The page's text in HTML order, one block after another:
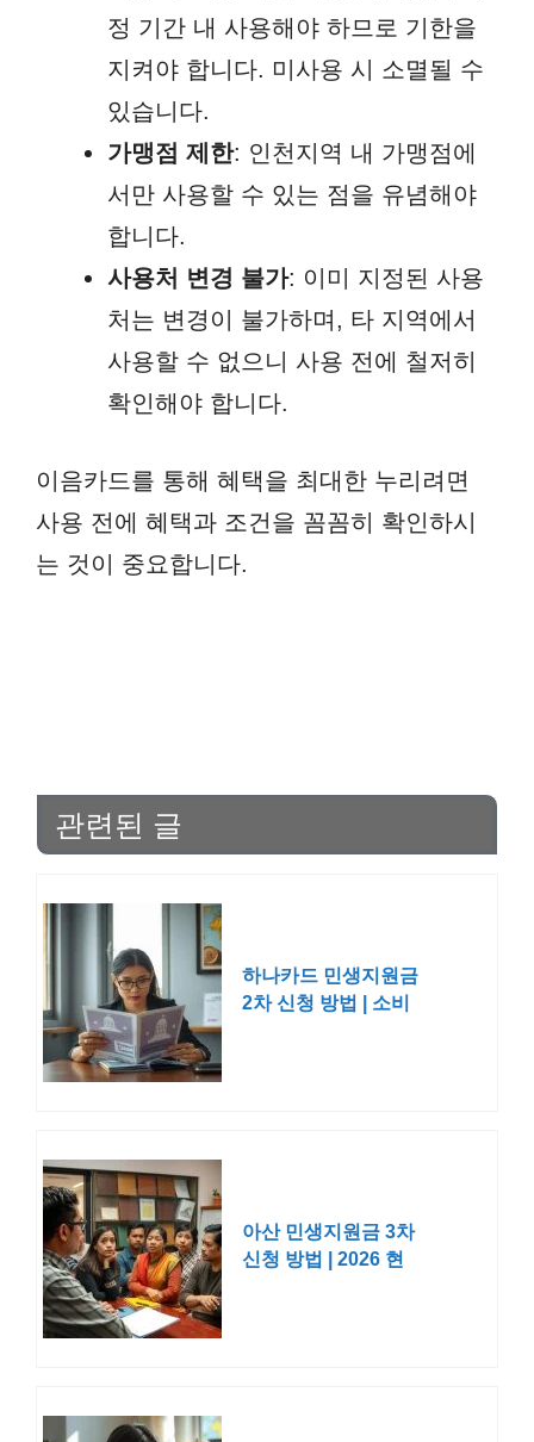
정 기간 내 사용해야 하므로 기한을
지켜야 합니다. 미사용 시 소멸될 수
있습니다.
가맹점 제한: 인천지역 내 가맹점에
서만 사용할 수 있는 점을 유념해야
합니다.
사용처 변경 불가: 이미 지정된 사용
처는 변경이 불가하며, 타 지역에서
사용할 수 없으니 사용 전에 철저히
확인해야 합니다.
이음카드를 통해 혜택을 최대한 누리려면
사용 전에 혜택과 조건을 꼼꼼히 확인하시
는 것이 중요합니다.
관련된 글
하나카드 민생지원금
2차 신청 방법 | 소비
아산 민생지원금 3차
신청 방법 | 2026 현